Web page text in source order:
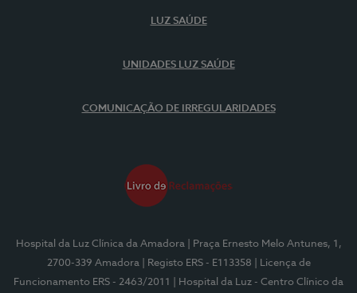
LUZ SAÚDE
UNIDADES LUZ SAÚDE
COMUNICAÇÃO DE IRREGULARIDADES
Hospital da Luz Clínica da Amadora
| Praça Ernesto Melo Antunes, 1,
2700-339 Amadora
| Registo ERS - E113358
| Licença de
Funcionamento ERS - 2463/2011
| Hospital da Luz - Centro Clínico da